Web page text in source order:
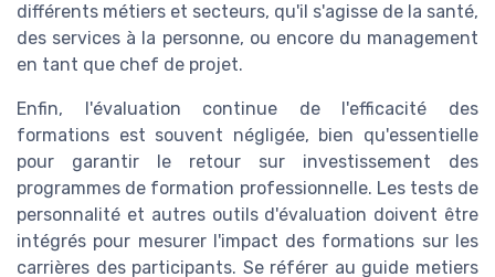
différents métiers et secteurs, qu'il s'agisse de la santé,
des services à la personne, ou encore du management
en tant que chef de projet.
Enfin, l'évaluation continue de l'efficacité des
formations est souvent négligée, bien qu'essentielle
pour garantir le retour sur investissement des
programmes de formation professionnelle. Les tests de
personnalité et autres outils d'évaluation doivent être
intégrés pour mesurer l'impact des formations sur les
carrières des participants. Se référer au guide metiers